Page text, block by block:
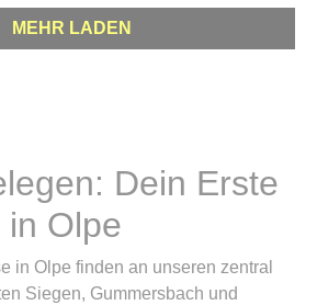
MEHR LADEN
Dein Erste
in Olpe
in Olpe finden an unseren zentral
Siegen, Gummersbach und